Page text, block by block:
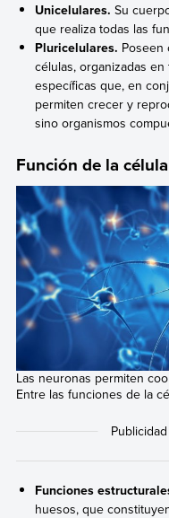
Unicelulares. Su
que realiza todas las
Pluricelulares. Poseen
células, organizadas
específicas que, en
permiten crecer y
sino organismos
Función de la célula
Las neuronas permiten
Entre las funciones de la
Funciones
huesos, que